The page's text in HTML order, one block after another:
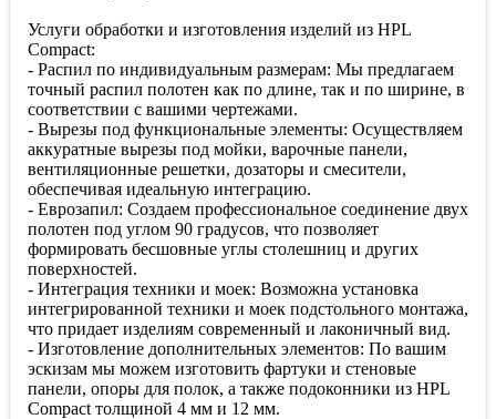
Услуги обработки и изготовления изделий из HPL
Compact:
- Распил по индивидуальным размерам: Мы предлагаем
точный распил полотен как по длине, так и по ширине, в
соответствии с вашими чертежами.
- Вырезы под функциональные элементы: Осуществляем
аккуратные вырезы под мойки, варочные панели,
вентиляционные решетки, дозаторы и смесители,
обеспечивая идеальную интеграцию.
- Еврозапил: Создаем профессиональное соединение двух
полотен под углом 90 градусов, что позволяет
формировать бесшовные углы столешниц и других
поверхностей.
- Интеграция техники и моек: Возможна установка
интегрированной техники и моек подстольного монтажа,
что придает изделиям современный и лаконичный вид.
- Изготовление дополнительных элементов: По вашим
эскизам мы можем изготовить фартуки и стеновые
панели, опоры для полок, а также подоконники из HPL
Compact толщиной 4 мм и 12 мм.